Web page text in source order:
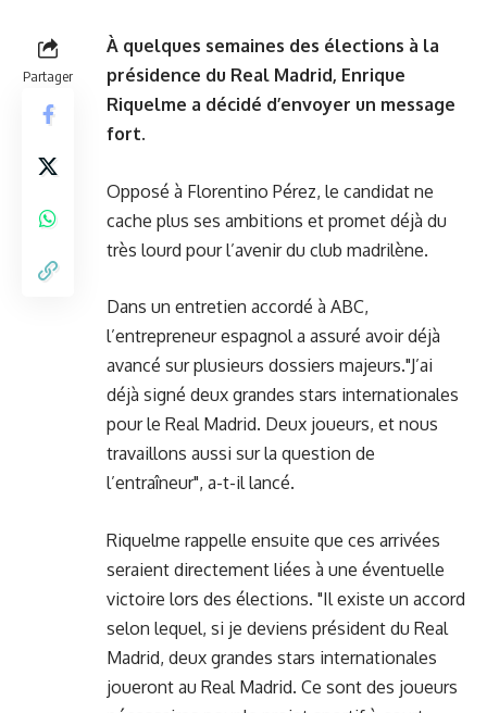
Partager
À quelques semaines des élections à la
présidence du Real Madrid, Enrique
Riquelme a décidé d’envoyer un message
fort.
Opposé à Florentino Pérez, le candidat ne
cache plus ses ambitions et promet déjà du
très lourd pour l’avenir du club madrilène.
Dans un entretien accordé à ABC,
l’entrepreneur espagnol a assuré avoir déjà
avancé sur plusieurs dossiers majeurs."J’ai
déjà signé deux grandes stars internationales
pour le Real Madrid. Deux joueurs, et nous
travaillons aussi sur la question de
l’entraîneur", a-t-il lancé.
Riquelme rappelle ensuite que ces arrivées
seraient directement liées à une éventuelle
victoire lors des élections. "Il existe un accord
selon lequel, si je deviens président du Real
Madrid, deux grandes stars internationales
joueront au Real Madrid. Ce sont des joueurs